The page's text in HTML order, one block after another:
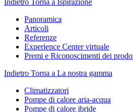
Indietro Torna a Ispirazione
Panoramica
Articoli
Referenze
Experience Center virtuale
Premi e Riconoscimenti dei
Indietro Torna a La nostra gamma
Climatizzatori
Pompe di calore aria-acqua
Pompe di calore ibride